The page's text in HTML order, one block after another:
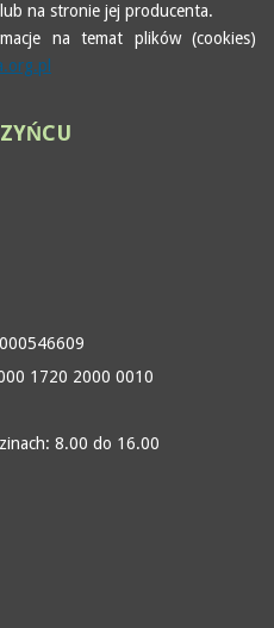
na stronie jej producenta.
na temat plików (cookies)
1720 2000 0010
8.00 do 16.00